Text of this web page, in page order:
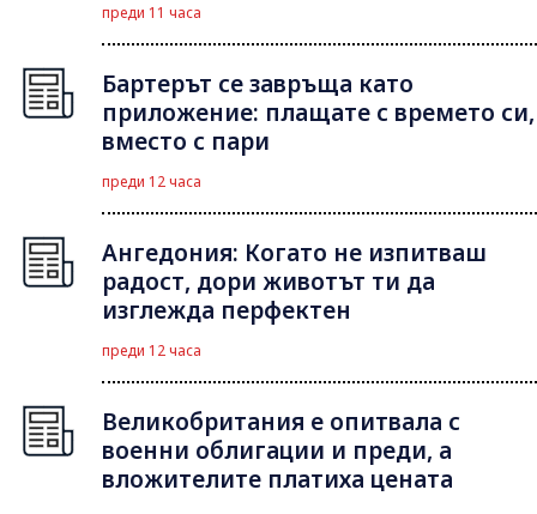
преди 11 часа
Бартерът се завръща като
приложение: плащате с времето си,
вместо с пари
преди 12 часа
Ангедония: Когато не изпитваш
радост, дори животът ти да
изглежда перфектен
преди 12 часа
Великобритания е опитвала с
военни облигации и преди, а
вложителите платиха цената